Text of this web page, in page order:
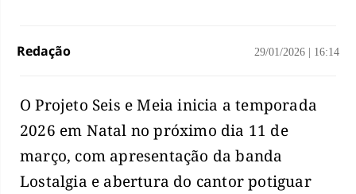
Redação 29/01/2026 16:14
O Projeto Seis e Meia inicia a temporada
2026 em Natal no próximo dia 11 de
março, com apresentação da banda
Lostalgia e abertura do cantor potiguar